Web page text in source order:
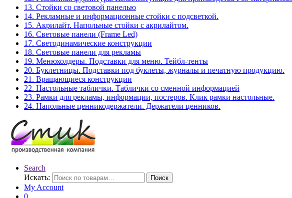
13. Стойки со световой панелью
14. Рекламные и информационные стойки с подсветкой.
15. Акрилайт. Напольные стойки с акрилайтом.
16. Световые панели (Frame Led)
17. Светодинамические конструкции
18. Световые панели для рекламы
19. Менюхолдеры. Подставки для меню. Тейбл-тенты
20. Буклетницы. Подставки под буклеты, журналы и печатную продукцию.
21. Вращающиеся конструкции
22. Настольные таблички. Таблички со сменной информацией
23. Рамки для рекламы, информации, постеров. Клик рамки настольные.
24. Напольные ценникодержатели. Держатели ценников.
Search
Искать:
Поиск
My Account
0